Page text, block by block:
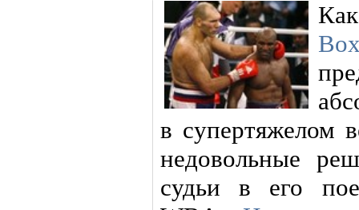
в супертяжелом
недовольные
судьи в его